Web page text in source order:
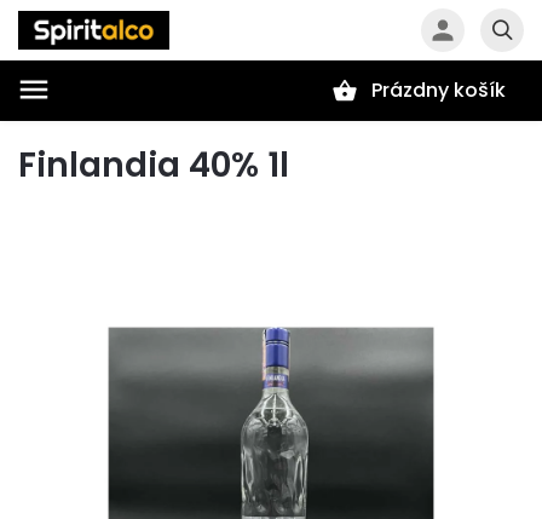
Prázdny košík
Finlandia 40% 1l